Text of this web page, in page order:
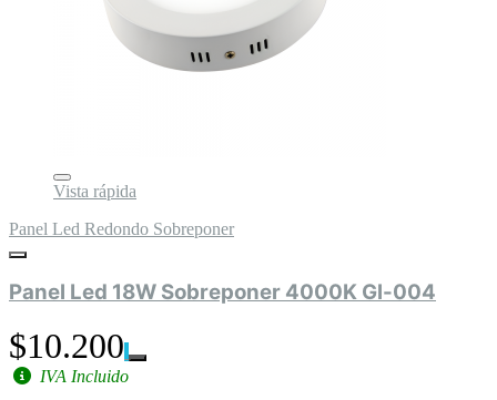
Vista rápida
Panel Led Redondo Sobreponer
Panel Led 18W Sobreponer 4000K Gl-004
$10.200
IVA Incluido